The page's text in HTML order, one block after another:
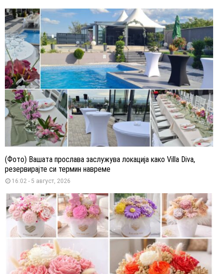
(Фото) Вашата прослава заслужува локација како Villa Diva,
резервирајте си термин навреме
16:02 - 5 август, 2026